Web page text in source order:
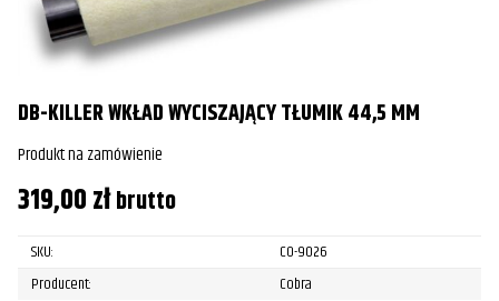
DB-KILLER WKŁAD WYCISZAJĄCY TŁUMIK 44,5 MM
Produkt na zamówienie
319,00złbrutto
SKU:
CO-9026
Producent:
Cobra